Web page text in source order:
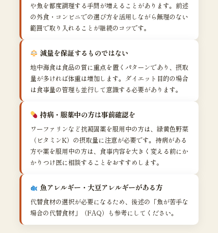
や魚を都度調理する手間が増えることがあります。前述
の外食・コンビニでの選び方を活用しながら無理のない
範囲で取り入れることが継続のコツです。
減量を保証するものではない
地中海食は食品の質に重点を置くパターンであり、摂取
量が多ければ体重は増加します。ダイエット目的の場合
は食事量の管理も並行して意識する必要があります。
持病・服薬中の方は事前確認を
ワーファリンなど抗凝固薬を服用中の方は、緑黄色野菜
（ビタミンK）の摂取量に注意が必要です。持病がある
方や薬を服用中の方は、食事内容を大きく変える前にか
かりつけ医に相談することをおすすめします。
魚アレルギー・大豆アレルギーがある方
代替食材の選択が必要になるため、後述の「魚が苦手な
場合の代替食材」（FAQ）も参考にしてください。